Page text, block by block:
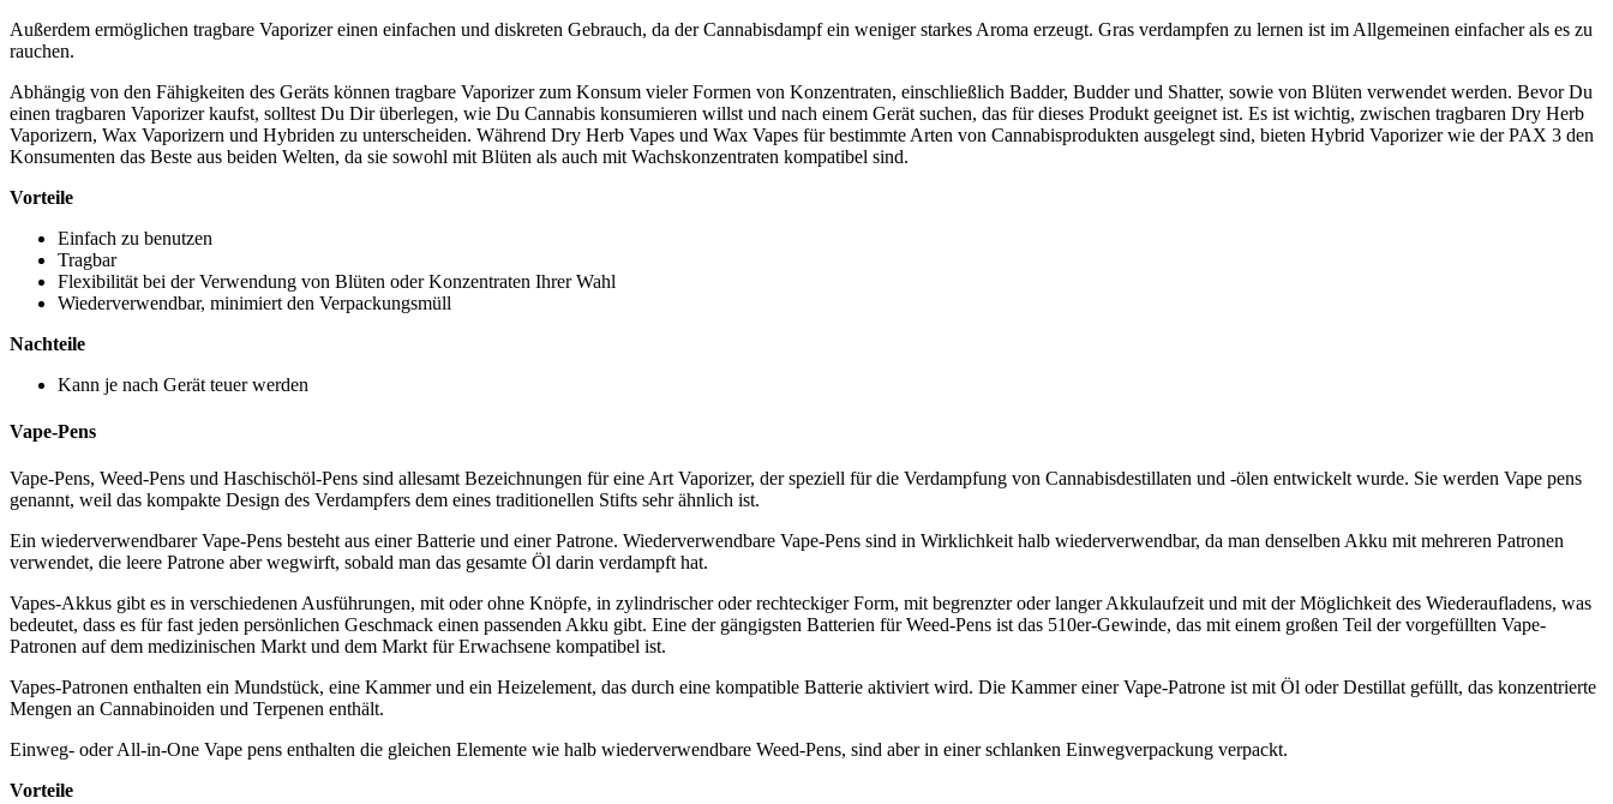
Außerdem ermöglichen tragbare Vaporizer einen einfachen und diskreten Gebrauch, da der Cannabisdampf ein weniger starkes Aroma erzeugt. Gras verdampfen zu lernen ist im Allgemeinen einfacher als es zu
rauchen.
Abhängig von den Fähigkeiten des Geräts können tragbare Vaporizer zum Konsum vieler Formen von Konzentraten, einschließlich Badder, Budder und Shatter, sowie von Blüten verwendet werden. Bevor Du
einen tragbaren Vaporizer kaufst, solltest Du Dir überlegen, wie Du Cannabis konsumieren willst und nach einem Gerät suchen, das für dieses Produkt geeignet ist. Es ist wichtig, zwischen tragbaren Dry Herb
Vaporizern, Wax Vaporizern und Hybriden zu unterscheiden. Während Dry Herb Vapes und Wax Vapes für bestimmte Arten von Cannabisprodukten ausgelegt sind, bieten Hybrid Vaporizer wie der PAX 3 den
Konsumenten das Beste aus beiden Welten, da sie sowohl mit Blüten als auch mit Wachskonzentraten kompatibel sind.
Vorteile
Einfach zu benutzen
Tragbar
Flexibilität bei der Verwendung von Blüten oder Konzentraten Ihrer Wahl
Wiederverwendbar, minimiert den Verpackungsmüll
Nachteile
Kann je nach Gerät teuer werden
Vape-Pens
Vape-Pens, Weed-Pens und Haschischöl-Pens sind allesamt Bezeichnungen für eine Art Vaporizer, der speziell für die Verdampfung von Cannabisdestillaten und -ölen entwickelt wurde. Sie werden Vape pens
genannt, weil das kompakte Design des Verdampfers dem eines traditionellen Stifts sehr ähnlich ist.
Ein wiederverwendbarer Vape-Pens besteht aus einer Batterie und einer Patrone. Wiederverwendbare Vape-Pens sind in Wirklichkeit halb wiederverwendbar, da man denselben Akku mit mehreren Patronen
verwendet, die leere Patrone aber wegwirft, sobald man das gesamte Öl darin verdampft hat.
Vapes-Akkus gibt es in verschiedenen Ausführungen, mit oder ohne Knöpfe, in zylindrischer oder rechteckiger Form, mit begrenzter oder langer Akkulaufzeit und mit der Möglichkeit des Wiederaufladens, was
bedeutet, dass es für fast jeden persönlichen Geschmack einen passenden Akku gibt. Eine der gängigsten Batterien für Weed-Pens ist das 510er-Gewinde, das mit einem großen Teil der vorgefüllten Vape-
Patronen auf dem medizinischen Markt und dem Markt für Erwachsene kompatibel ist.
Vapes-Patronen enthalten ein Mundstück, eine Kammer und ein Heizelement, das durch eine kompatible Batterie aktiviert wird. Die Kammer einer Vape-Patrone ist mit Öl oder Destillat gefüllt, das konzentrierte
Mengen an Cannabinoiden und Terpenen enthält.
Einweg- oder All-in-One Vape pens enthalten die gleichen Elemente wie halb wiederverwendbare Weed-Pens, sind aber in einer schlanken Einwegverpackung verpackt.
Vorteile